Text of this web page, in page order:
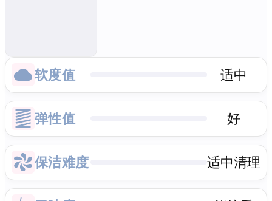
软度值 适中
弹性值 好
保洁难度 适中清理